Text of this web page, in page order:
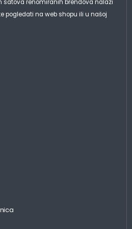
satova renomiranih brendova nalazi
pogledati na web shopu ili u našoj